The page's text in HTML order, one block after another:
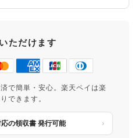
ただけます
で簡単・安心。楽天ペイは楽
できます。
の領収書 発行可能